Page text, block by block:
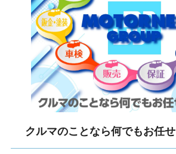
クルマのことなら何でもお任